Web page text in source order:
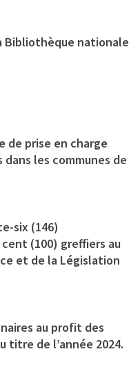
Bibliothèque nationale
de prise en charge
les communes de
six (146)
(100) greffiers au
et de la Législation
au profit des
titre de l’année 2024.